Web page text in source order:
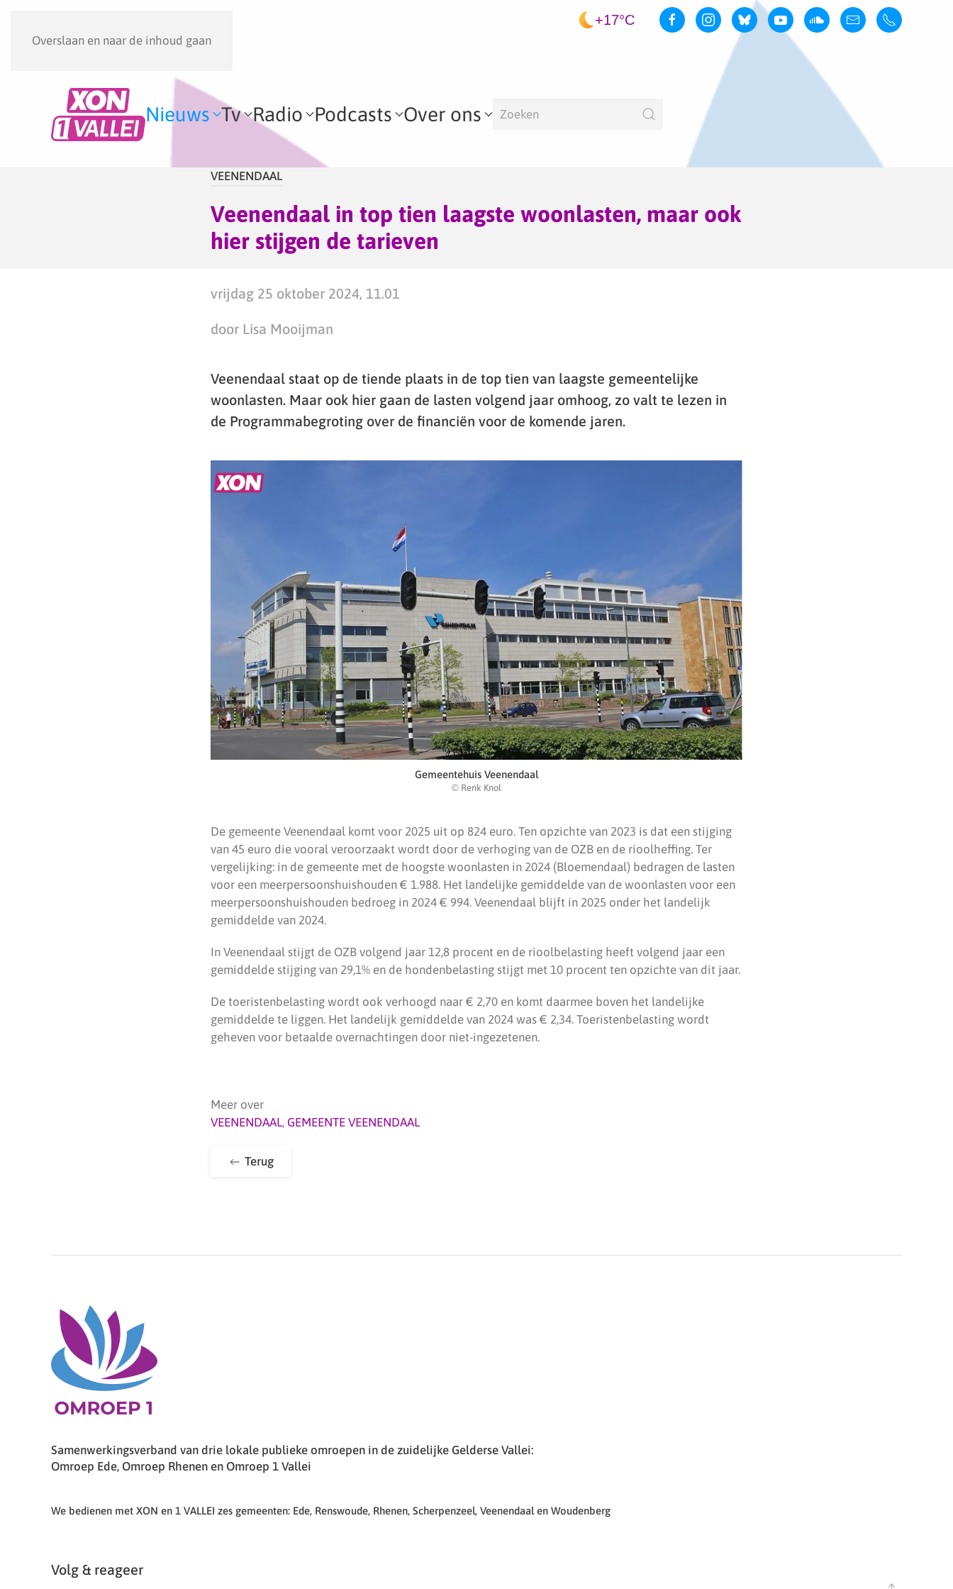
Overslaan en naar de inhoud gaan
+17°C
Nieuws Tv Radio Podcasts Over ons
VEENENDAAL
Veenendaal in top tien laagste woonlasten, maar ook
hier stijgen de tarieven
vrijdag 25 oktober 2024, 11.01
door Lisa Mooijman
Veenendaal staat op de tiende plaats in de top tien van laagste gemeentelijke
woonlasten. Maar ook hier gaan de lasten volgend jaar omhoog, zo valt te lezen in
de Programmabegroting over de financiën voor de komende jaren.
Gemeentehuis Veenendaal
© Renk Knol
De gemeente Veenendaal komt voor 2025 uit op 824 euro. Ten opzichte van 2023 is dat een stijging
van 45 euro die vooral veroorzaakt wordt door de verhoging van de OZB en de rioolheffing. Ter
vergelijking: in de gemeente met de hoogste woonlasten in 2024 (Bloemendaal) bedragen de lasten
voor een meerpersoonshuishouden € 1.988. Het landelijke gemiddelde van de woonlasten voor een
meerpersoonshuishouden bedroeg in 2024 € 994. Veenendaal blijft in 2025 onder het landelijk
gemiddelde van 2024.
In Veenendaal stijgt de OZB volgend jaar 12,8 procent en de rioolbelasting heeft volgend jaar een
gemiddelde stijging van 29,1% en de hondenbelasting stijgt met 10 procent ten opzichte van dit jaar.
De toeristenbelasting wordt ook verhoogd naar € 2,70 en komt daarmee boven het landelijke
gemiddelde te liggen. Het landelijk gemiddelde van 2024 was € 2,34. Toeristenbelasting wordt
geheven voor betaalde overnachtingen door niet-ingezetenen.
Meer over
VEENENDAAL, GEMEENTE VEENENDAAL
Terug
Samenwerkingsverband van drie lokale publieke omroepen in de zuidelijke Gelderse Vallei:
Omroep Ede, Omroep Rhenen en Omroep 1 Vallei
We bedienen met XON en 1 VALLEI zes gemeenten: Ede, Renswoude, Rhenen, Scherpenzeel, Veenendaal en Woudenberg
Volg & reageer